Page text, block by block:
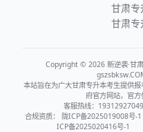
甘肃专
甘肃专
Copyright © 2026 新逆袭·甘
本站旨在为广大甘肃专升本考生提供
府官方网站，官
客服热线：
合规资质：
陇ICP备2025019008号-1
ICP备2025020416号-1